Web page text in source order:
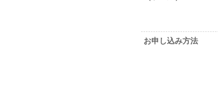
お申し込み方法